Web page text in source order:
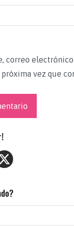
correo
vez que